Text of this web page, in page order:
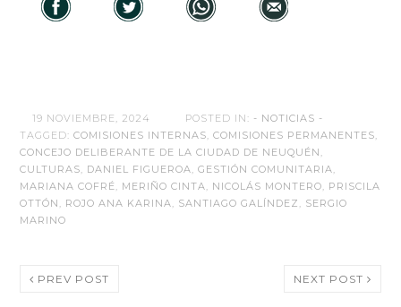
19 NOVIEMBRE, 2024 POSTED IN: - NOTICIAS -
TAGGED:COMISIONES INTERNAS ,COMISIONES PERMANENTES
CONCEJO DELIBERANTE DE LA CIUDAD DE NEUQUÉN
CULTURAS
DANIEL FIGUEROA ,GESTIÓN COMUNITARIA
MARIANA COFRÉ
MERIÑO CINTA NICOLÁS MONTERO
PRISCILA
OTTÓN
ROJO ANA KARINA SANTIAGO GALÍNDEZ
SERGIO
MARINO
PREV POST NEXT POST